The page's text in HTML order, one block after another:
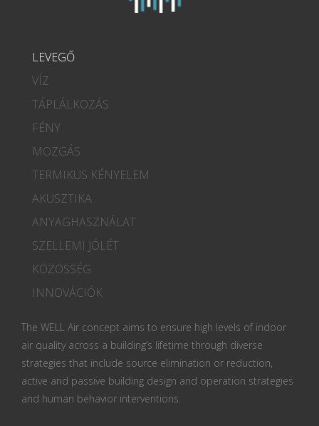
LEVEGŐ
VÍZ
TÁPLÁLKOZÁS
FÉNY
MOZGÁS
TERMIKUS KÉNYELEM
AKUSZTIKA
ANYAGHASZNÁLAT
SZELLEMI JÓLÉT
KÖZÖSSÉG
INNOVÁCIÓK
The WELL Air concept aims to ensure high levels of indoor
air quality across a building’s lifetime through diverse
strategies that include source elimination or reduction,
active and passive building design and operation strategies
and human behavior interventions.